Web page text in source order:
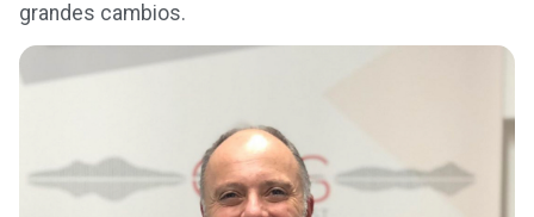
grandes cambios.